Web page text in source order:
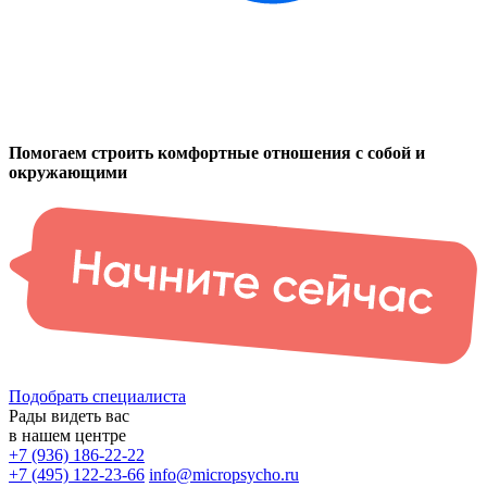
Помогаем строить комфортные отношения с собой и
окружающими
Подобрать специалиста
Рады видеть вас
в нашем центре
+7 (936) 186-22-22
+7 (495) 122-23-66 info@micropsycho.ru